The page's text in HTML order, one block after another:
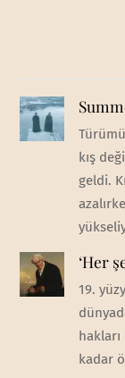
kış
geldi.
‘Her
19.
kadar